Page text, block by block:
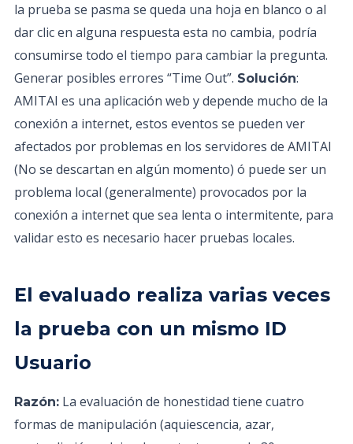
la prueba se pasma se queda una hoja en blanco o al
dar clic en alguna respuesta esta no cambia, podría
consumirse todo el tiempo para cambiar la pregunta.
Generar posibles errores “Time Out”. Solución:
AMITAI es una aplicación web y depende mucho de la
conexión a internet, estos eventos se pueden ver
afectados por problemas en los servidores de AMITAI
(No se descartan en algún momento) ó puede ser un
problema local (generalmente) provocados por la
conexión a internet que sea lenta o intermitente, para
validar esto es necesario hacer pruebas locales.
El evaluado realiza varias veces
la prueba con un mismo ID
Usuario
Razón: La evaluación de honestidad tiene cuatro
formas de manipulación (aquiescencia, azar,